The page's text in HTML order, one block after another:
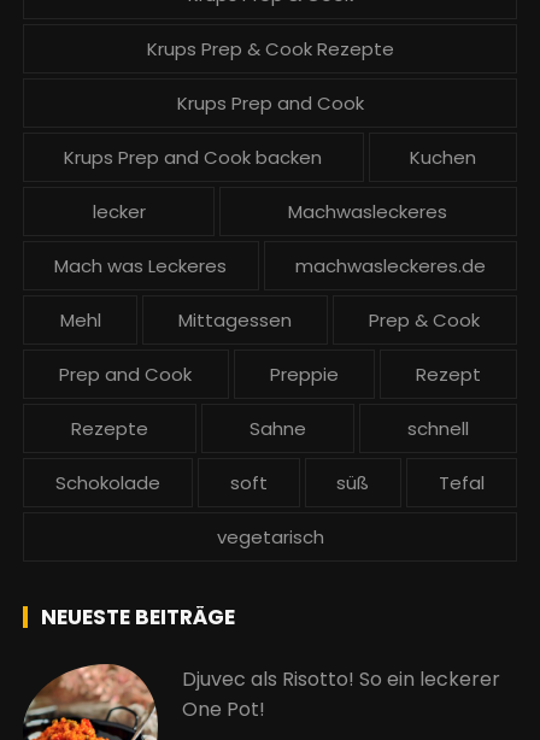
Krups Prep & Cook Rezepte
Krups Prep and Cook
Krups Prep and Cook backen Kuchen
lecker Machwasleckeres
Mach was Leckeres machwasleckeres.de
Mehl Mittagessen Prep & Cook
Prep and Cook Preppie Rezept
Rezepte Sahne schnell
Schokolade soft süß Tefal
vegetarisch
NEUESTE BEITRÄGE
Djuvec als Risotto! So ein leckerer
One Pot!